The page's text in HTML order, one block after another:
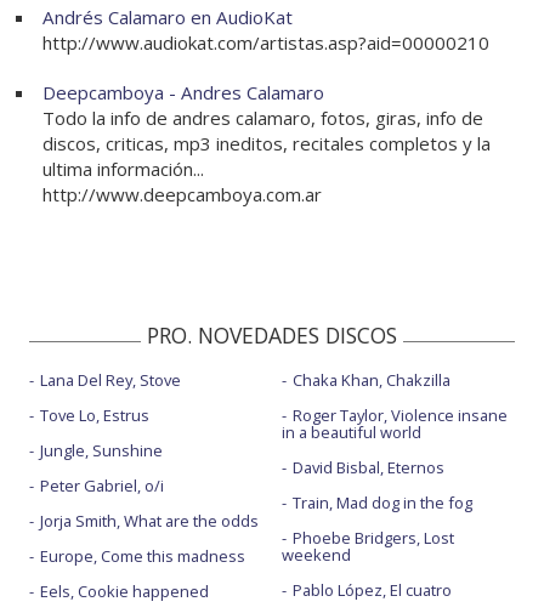
Andrés Calamaro en AudioKat
http://www.audiokat.com/artistas.asp?aid=00000210
Deepcamboya - Andres Calamaro
Todo la info de andres calamaro, fotos, giras, info de
discos, criticas, mp3 ineditos, recitales completos y la
ultima información...
http://www.deepcamboya.com.ar
PRO. NOVEDADES DISCOS
Lana Del Rey, Stove
Tove Lo, Estrus
Jungle, Sunshine
Peter Gabriel, o/i
Jorja Smith, What are the odds
Europe, Come this madness
Eels, Cookie happened
Chaka Khan, Chakzilla
Roger Taylor, Violence insane
in a beautiful world
David Bisbal, Eternos
Train, Mad dog in the fog
Phoebe Bridgers, Lost
weekend
Pablo López, El cuatro